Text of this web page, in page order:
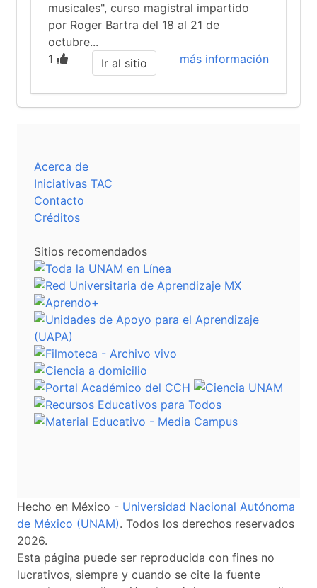
musicales", curso magistral impartido
por Roger Bartra del 18 al 21 de
octubre...
1
más información
Ir al sitio
Acerca de
Iniciativas TAC
Contacto
Créditos
Sitios recomendados
Hecho en México - Universidad Nacional Autónoma
de México (UNAM). Todos los derechos reservados
2026.
Esta página puede ser reproducida con fines no
lucrativos, siempre y cuando se cite la fuente